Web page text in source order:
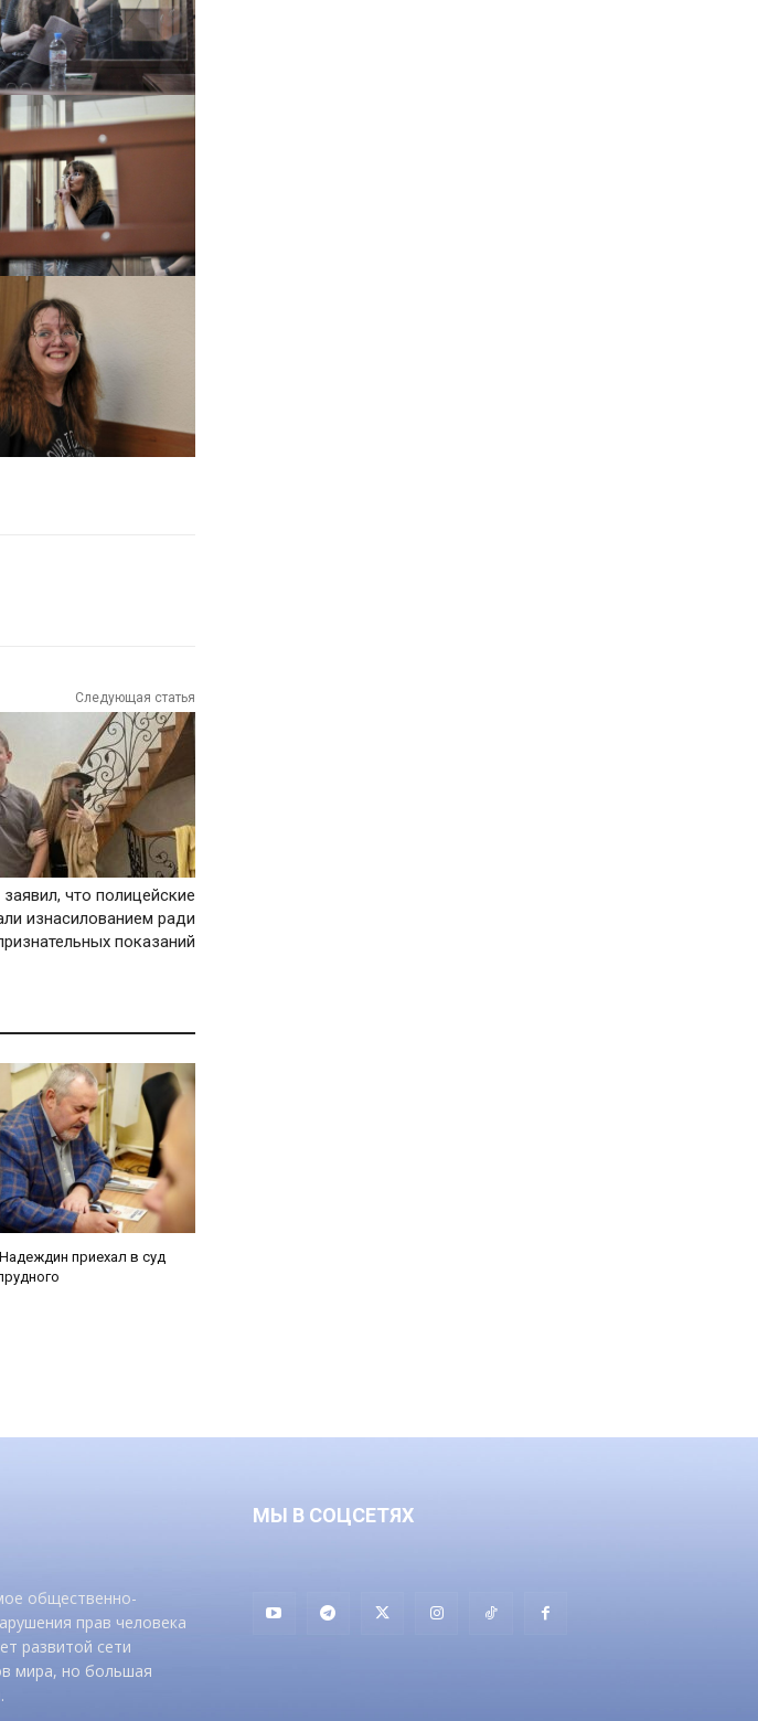
Следующая статья
что полицейские
изнасилованием ради
показаний
приехал в суд
общественно-
прав человека
развитой сети
мира, но большая
МЫ В СОЦСЕТЯХ